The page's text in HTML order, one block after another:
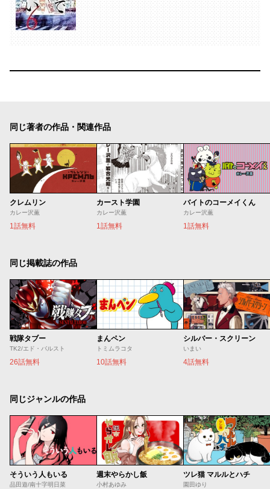
同じ著者の作品・関連作品
クレムリン
カレー沢薫
1話無料
カースト学園
カレー沢薫
1話無料
バイトのコーメイくん
カレー沢薫
1話無料
同じ掲載誌の作品
戦隊タブー
TK2/エド・バルスト
26話無料
まんペン
トミムラコタ
10話無料
シルバー・スクリーン
いまい
4話無料
同じジャンルの作品
そういう人もいる
品田遊/南十字明日菜
週末やらかし飯
小村あゆみ
ツレ猫 マルルとハチ
園田ゆり